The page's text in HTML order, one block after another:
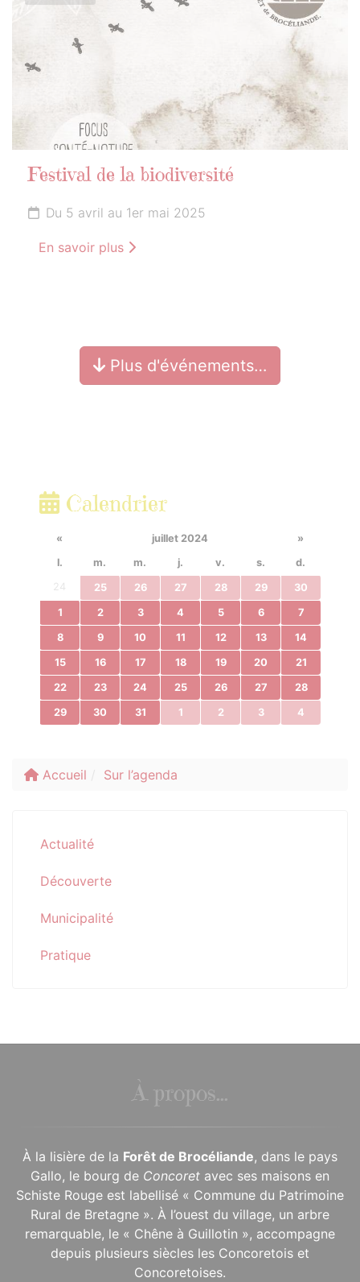
Festival de la biodiversité
Du 5 avril au 1er mai 2025
En savoir plus
Plus d'événements…
Calendrier
« juillet 2024
»
l.
m. m. j. v. s.
d.
24
25 26 27 28 29 30
1 2 3 4 5 6 7
8 9 10 11 12 13 14
15 16 17 18 19 20 21
22 23 24 25 26 27 28
29 30 31 1 2 3 4
Accueil Sur l’agenda
Actualité
Découverte
Municipalité
Pratique
À propos...
À la lisière de la Forêt de Brocéliande, dans le pays
Gallo, le bourg de Concoret avec ses maisons en
Schiste Rouge est labellisé « Commune du Patrimoine
Rural de Bretagne ». À l’ouest du village, un arbre
remarquable, le « Chêne à Guillotin », accompagne
depuis plusieurs siècles les Concoretois et
Concoretoises.